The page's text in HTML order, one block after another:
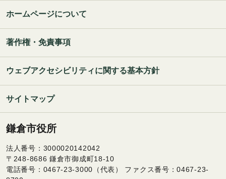
ホームページについて
著作権・免責事項
ウェブアクセシビリティに関する基本方針
サイトマップ
鎌倉市役所
法人番号：3000020142042
〒248-8686 鎌倉市御成町18-10
電話番号：0467-23-3000（代表） ファクス番号：0467-23-